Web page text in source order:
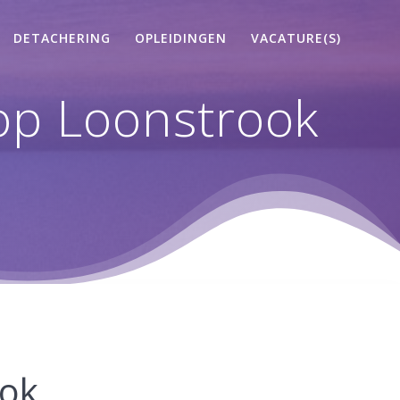
DETACHERING OPLEIDINGEN VACATURE(S)
Loonstrook